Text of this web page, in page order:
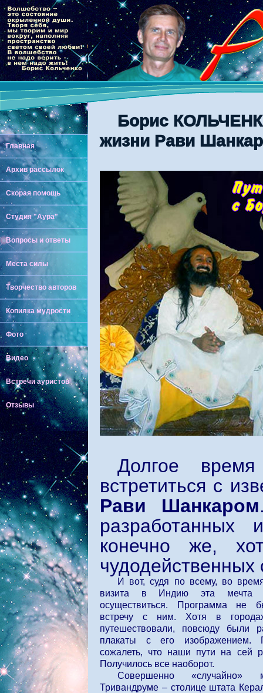
Главная
Архив рассылок
Скорая помощь
Студия "Аура"
Вопросы и ответы
Места силы
Творчество авторов
Копилка мудрости
Фото
Видео
Встречи ауристов
Отзывы
Борис
жизни Рави
Долгое
встретиться с
Рави Шанкаром
конечно же,
чудодейственных
И вот, судя по всему, во
визита в Индию эта мечта
осуществиться. Программа не
встречу с ним. Хотя в
путешествовали, повсюду были
плакаты с его изображением.
сожалеть, что наши пути на сей
Получилось все наоборот.
Совершенно
Тривандруме – столице штата